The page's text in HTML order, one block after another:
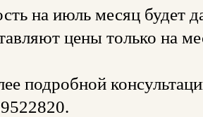
на июль месяц будет
цены только на
подробной